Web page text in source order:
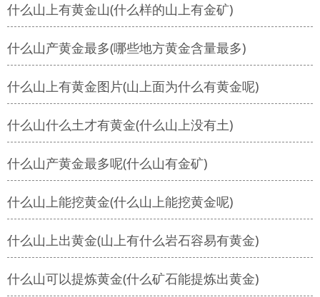
什么山上有黄金山(什么样的山上有金矿)
什么山产黄金最多(哪些地方黄金含量最多)
什么山上有黄金图片(山上面为什么有黄金呢)
什么山什么土才有黄金(什么山上没有土)
什么山产黄金最多呢(什么山有金矿)
什么山上能挖黄金(什么山上能挖黄金呢)
什么山上出黄金(山上有什么岩石容易有黄金)
什么山可以提炼黄金(什么矿石能提炼出黄金)